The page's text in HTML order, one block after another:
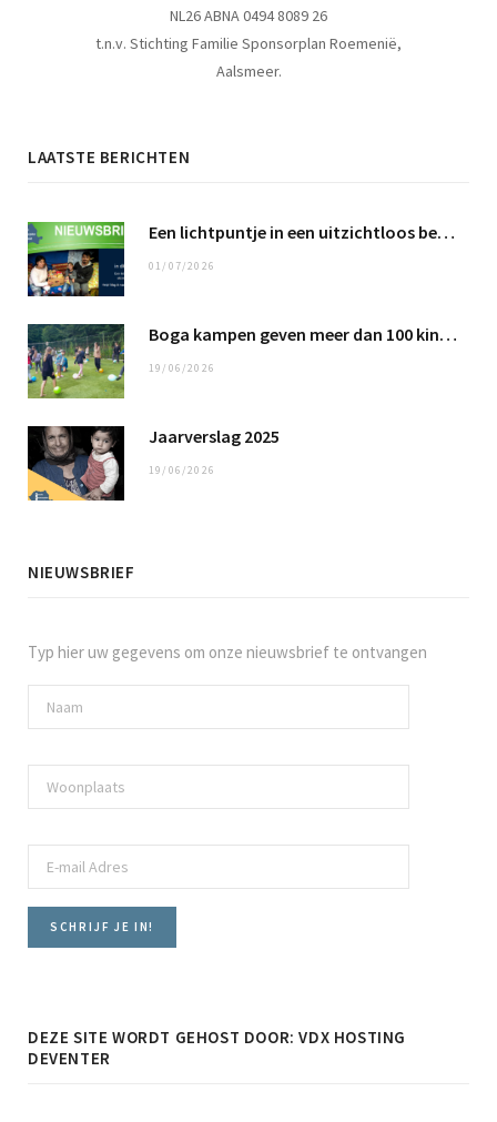
NL26 ABNA 0494 8089 26
t.n.v. Stichting Familie Sponsorplan Roemenië,
Aalsmeer.
LAATSTE BERICHTEN
Een lichtpuntje in een uitzichtloos bestaan …
01/07/2026
Boga kampen geven meer dan 100 kinderen een fantastische tijd
19/06/2026
Jaarverslag 2025
19/06/2026
NIEUWSBRIEF
Typ hier uw gegevens om onze nieuwsbrief te ontvangen
DEZE SITE WORDT GEHOST DOOR: VDX HOSTING
DEVENTER